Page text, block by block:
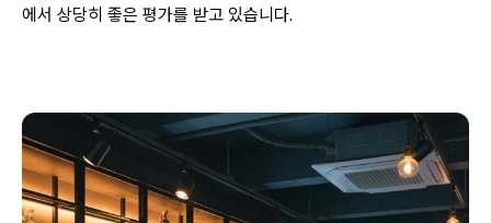
에서 상당히 좋은 평가를 받고 있습니다.